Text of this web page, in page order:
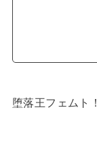
堕落王フェムト！